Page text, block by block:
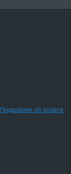
Подробнее об оплате